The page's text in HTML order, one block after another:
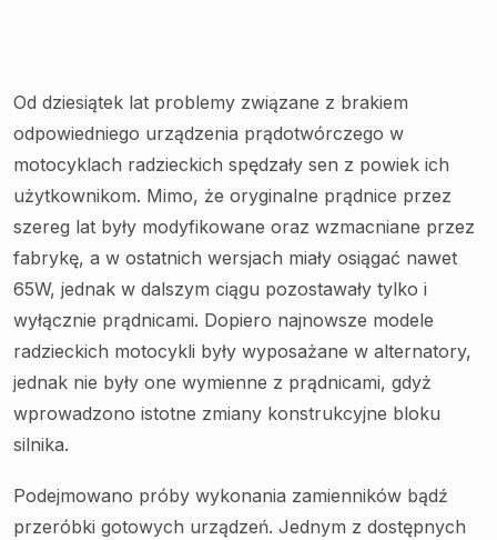
Od dziesiątek lat problemy związane z brakiem
odpowiedniego urządzenia prądotwórczego w
motocyklach radzieckich spędzały sen z powiek ich
użytkownikom. Mimo, że oryginalne prądnice przez
szereg lat były modyfikowane oraz wzmacniane przez
fabrykę, a w ostatnich wersjach miały osiągać nawet
65W, jednak w dalszym ciągu pozostawały tylko i
wyłącznie prądnicami. Dopiero najnowsze modele
radzieckich motocykli były wyposażane w alternatory,
jednak nie były one wymienne z prądnicami, gdyż
wprowadzono istotne zmiany konstrukcyjne bloku
silnika.
Podejmowano próby wykonania zamienników bądź
przeróbki gotowych urządzeń. Jednym z dostępnych